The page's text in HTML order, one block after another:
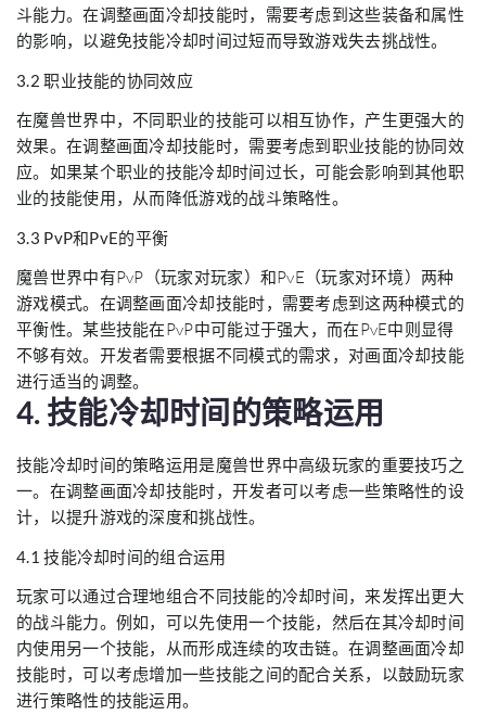
斗能力。在调整画面冷却技能时，需要考虑到这些装备和属性
的影响，以避免技能冷却时间过短而导致游戏失去挑战性。
3.2 职业技能的协同效应
在魔兽世界中，不同职业的技能可以相互协作，产生更强大的
效果。在调整画面冷却技能时，需要考虑到职业技能的协同效
应。如果某个职业的技能冷却时间过长，可能会影响到其他职
业的技能使用，从而降低游戏的战斗策略性。
3.3 PvP和PvE的平衡
魔兽世界中有PvP（玩家对玩家）和PvE（玩家对环境）两种
游戏模式。在调整画面冷却技能时，需要考虑到这两种模式的
平衡性。某些技能在PvP中可能过于强大，而在PvE中则显得
不够有效。开发者需要根据不同模式的需求，对画面冷却技能
进行适当的调整。
4. 技能冷却时间的策略运用
技能冷却时间的策略运用是魔兽世界中高级玩家的重要技巧之
一。在调整画面冷却技能时，开发者可以考虑一些策略性的设
计，以提升游戏的深度和挑战性。
4.1 技能冷却时间的组合运用
玩家可以通过合理地组合不同技能的冷却时间，来发挥出更大
的战斗能力。例如，可以先使用一个技能，然后在其冷却时间
内使用另一个技能，从而形成连续的攻击链。在调整画面冷却
技能时，可以考虑增加一些技能之间的配合关系，以鼓励玩家
进行策略性的技能运用。